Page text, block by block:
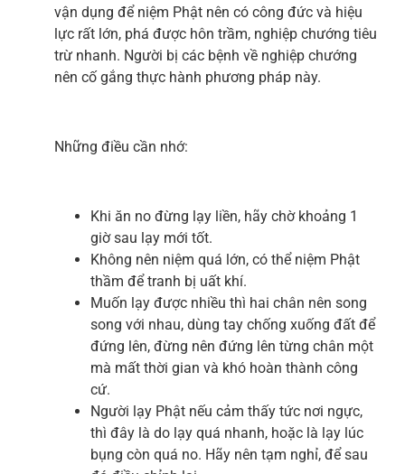
vận dụng để niệm Phật nên có công đức và hiệu
lực rất lớn, phá được hôn trầm, nghiệp chướng tiêu
trừ nhanh. Người bị các bệnh về nghiệp chướng
nên cố gắng thực hành phương pháp này.
Những điều cần nhớ:
Khi ăn no đừng lạy liền, hãy chờ khoảng 1
giờ sau lạy mới tốt.
Không nên niệm quá lớn, có thể niệm Phật
thầm để tranh bị uất khí.
Muốn lạy được nhiều thì hai chân nên song
song với nhau, dùng tay chống xuống đất để
đứng lên, đừng nên đứng lên từng chân một
mà mất thời gian và khó hoàn thành công
cứ.
Người lạy Phật nếu cảm thấy tức nơi ngực,
thì đây là do lạy quá nhanh, hoặc là lạy lúc
bụng còn quá no. Hãy nên tạm nghỉ, để sau